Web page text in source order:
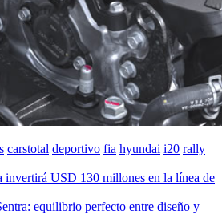
carstotal deportivo fia hyundai i20 rally
USD 130 millones en la línea de
equilibrio perfecto entre diseño y